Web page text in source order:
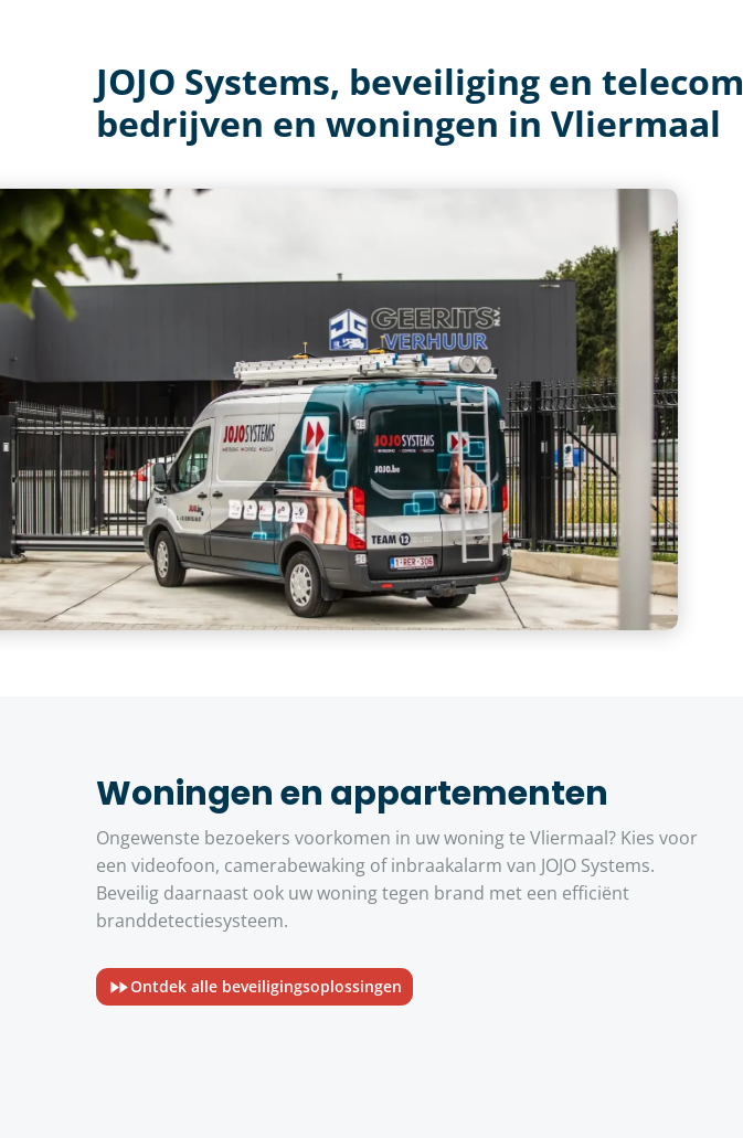
JOJO Systems, beveiliging en
bedrijven en woningen in Vliermaal
Woningen en appartementen
Ongewenste bezoekers voorkomen in uw woning te Vliermaal? Kies voor
een videofoon, camerabewaking of inbraakalarm van JOJO Systems.
Beveilig daarnaast ook uw woning tegen brand met een efficiënt
branddetectiesysteem.
Ontdek alle beveiligingsoplossingen